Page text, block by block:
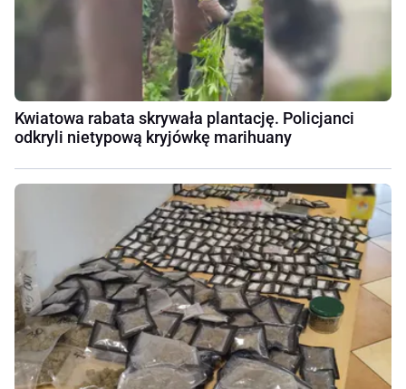
Kwiatowa rabata skrywała plantację. Policjanci
odkryli nietypową kryjówkę marihuany